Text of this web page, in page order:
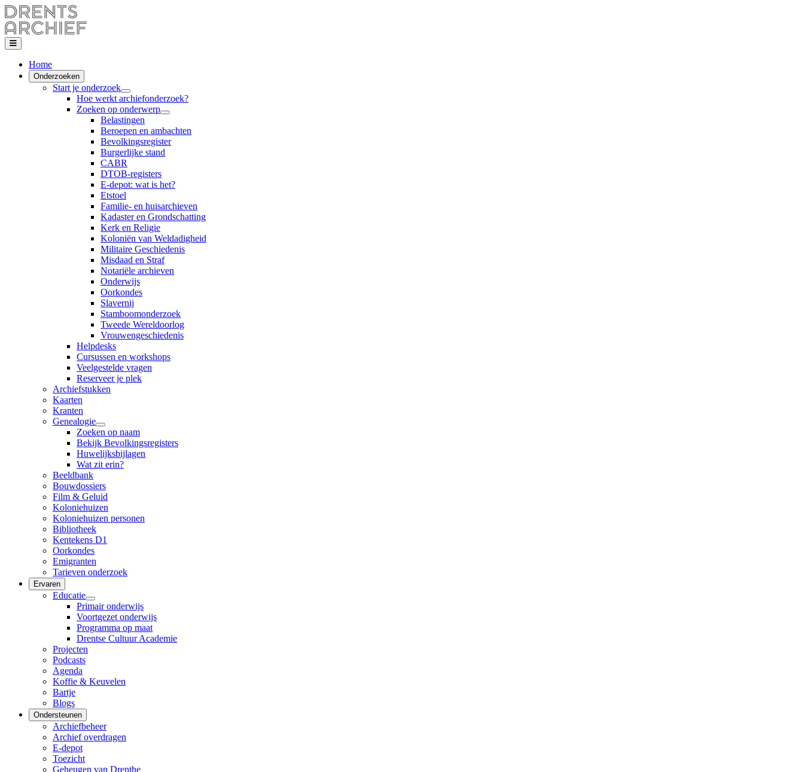
Home
Onderzoeken
Start je onderzoek
Hoe werkt archiefonderzoek?
Zoeken op onderwerp
Belastingen
Beroepen en ambachten
Bevolkingsregister
Burgerlijke stand
CABR
DTOB-registers
E-depot: wat is het?
Etstoel
Familie- en huisarchieven
Kadaster en Grondschatting
Kerk en Religie
Koloniën van Weldadigheid
Militaire Geschiedenis
Misdaad en Straf
Notariële archieven
Onderwijs
Oorkondes
Slavernij
Stamboomonderzoek
Tweede Wereldoorlog
Vrouwengeschiedenis
Helpdesks
Cursussen en workshops
Veelgestelde vragen
Reserveer je plek
Archiefstukken
Kaarten
Kranten
Genealogie
Zoeken op naam
Bekijk Bevolkingsregisters
Huwelijksbijlagen
Wat zit erin?
Beeldbank
Bouwdossiers
Film & Geluid
Koloniehuizen
Koloniehuizen personen
Bibliotheek
Kentekens D1
Oorkondes
Emigranten
Tarieven onderzoek
Ervaren
Educatie
Primair onderwijs
Voortgezet onderwijs
Programma op maat
Drentse Cultuur Academie
Projecten
Podcasts
Agenda
Koffie & Keuvelen
Bartje
Blogs
Ondersteunen
Archiefbeheer
Archief overdragen
E-depot
Toezicht
Geheugen van Drenthe